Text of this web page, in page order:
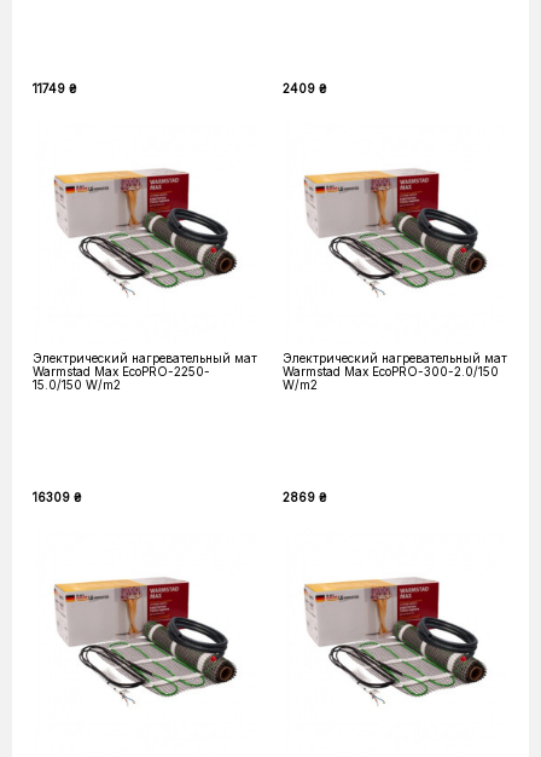
11749 ₴ 2409 ₴
Электрический нагревательный мат
Warmstad Max EcoPRO-2250-
15.0/150 W/m2
16309 ₴
Электрический нагревательный мат
Warmstad Max EcoPRO-300-2.0/150
W/m2
2869 ₴